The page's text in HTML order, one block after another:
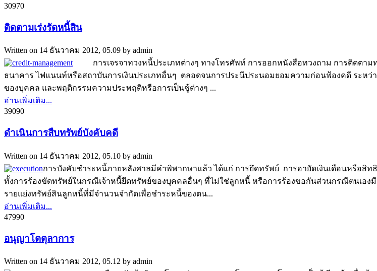
30970
ติดตามเร่งรัดหนี้สิน
Written on 14 ธันวาคม 2012, 05.09 by admin
การเจรจาทวงหนี้ประเภทต่างๆ ทางโทรศัพท์ การออกหนังสือทวงถาม การติดตามท
ธนาคาร ไฟแนนท์หรือสถาบันการเงินประเภทอื่นๆ ตลอดจนการประนีประนอมยอมความก่อนฟ้องคดี ระห
ของบุคคล และพฤติกรรมความประพฤติหรือการเป็นชู้ต่างๆ ...
อ่านเพิ่มเติม...
39090
ดำเนินการสืบทรัพย์บังคับคดี
Written on 14 ธันวาคม 2012, 05.10 by admin
การบังคับชำระหนี้ภายหลังศาลมีคำพิพากษาแล้ว ได้แก่ การยึดทรัพย์ การอายัดเงินเดือนหรือ
ทั้งการร้องขัดทรัพย์ในกรณีเจ้าหนี้ยึดทรัพย์ของบุคคลอื่นๆ ที่ไม่ใช่ลูกหนี้ หรือการร้องขอกันส่วนกรณีตนเอ
รายแย่งทรัพย์สินลูกหนี้ที่มีจำนวนจำกัดเพื่อชำระหนี้ของตน...
อ่านเพิ่มเติม...
47990
อนุญาโตตุลาการ
Written on 14 ธันวาคม 2012, 05.12 by admin